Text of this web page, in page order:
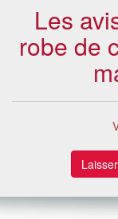
Les
robe de